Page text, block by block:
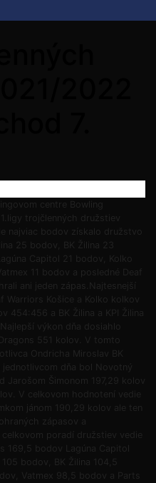
centre Bowling
trojčlenných družstiev
najviac bodov získalo družstvo
25 bodov, BK Žilina 23
Capitol 21 bodov, Kolko
11 bodov a posledné Deaf
ani jeden zápas.Najtesnejší
Warriors Košice a Kolko kolkov
a BK Žilina a KPI Žilina
výkon dňa dosiahlo
551 kolov. V tomto
Ondricha Miroslav BK
dňa bol Novotný
Jarošom Šimonom 197,29 kolov
V celkovom hodnotení vedie
jánom 190,29 kolov ale ten
zápasov a
poradí družstiev vedie
169,5 bodov Lagúna Capitol
bodov, BK Žilina 104,5
Vatmex 98,5 bodov a Parts